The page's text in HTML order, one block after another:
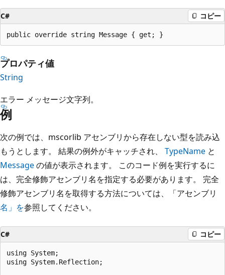
C# コピー
public override string Message { get; }
プロパティ値
String
エラー メッセージ文字列。
例
次の例では、mscorlib アセンブリから存在しない型を読み込
もうとします。 結果の例外がキャッチされ、 TypeName と
Messageの値が表示されます。 このコード例を実行するに
は、完全修飾アセンブリ名を指定する必要があります。 完全
修飾アセンブリ名を取得する方法については、「アセンブリ
名」を参照してください。
C# コピー
using System;
using System.Reflection;